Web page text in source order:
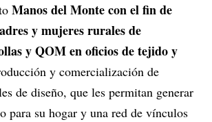
Manos del Monte con el fin de
y mujeres rurales de
y QOM en oficios de tejido y
y comercialización de
de diseño, que les permitan generar
para su hogar y una red de vínculos